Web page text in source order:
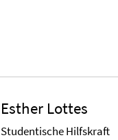
Esther Lottes
Studentische Hilfskraft